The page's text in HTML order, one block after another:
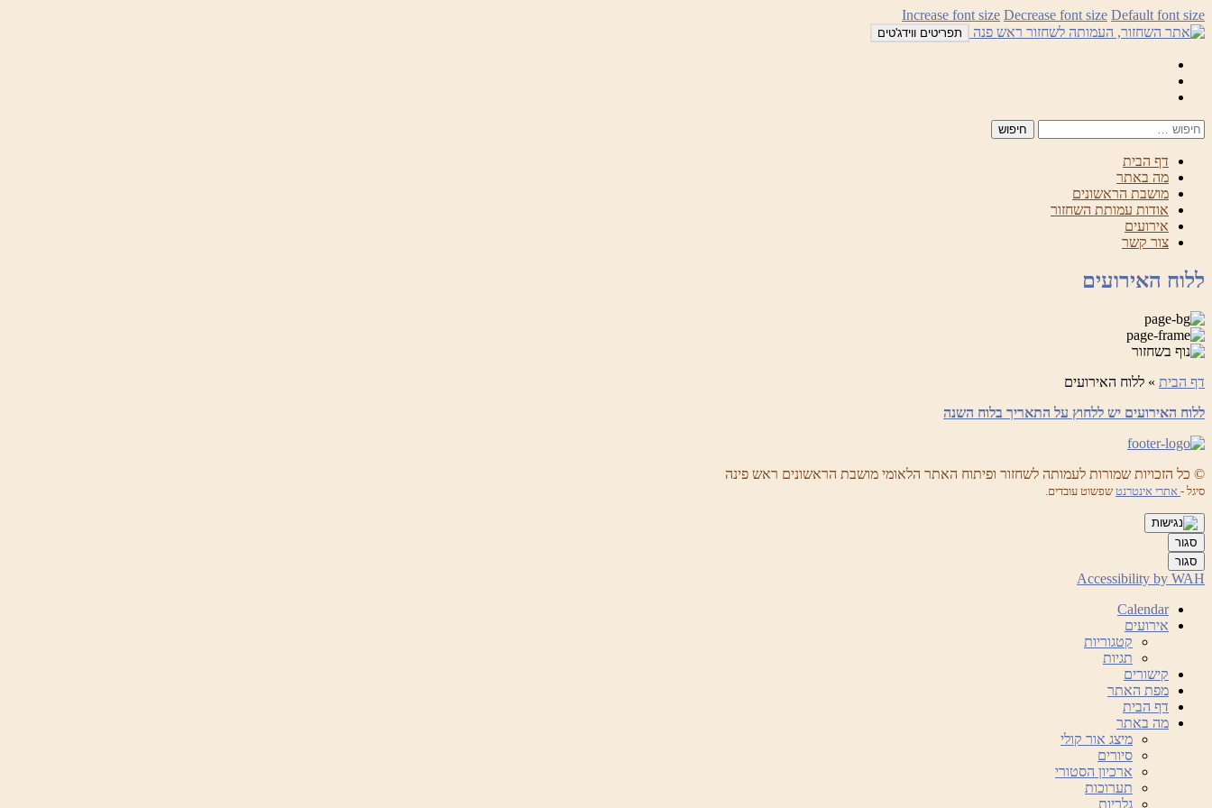
לדלג
לתוכן
Increase font size Decrease font size Default font size
תפריטים ווידג'טים
דף הבית
מה באתר
מושבת הראשונים
אודות עמותת השחזור
אירועים
צור קשר
ללוח האירועים
דף הבית » ללוח האירועים
ללוח האירועים יש ללחוץ על התאריך בלוח השנה
© כל הזכויות שמורות לעמותה לשחזור ופיתוח האתר הלאומי מושבת הראשונים ראש פינה
סיגל - אתרי אינטרנט שפשוט עובדים.
סגור
סגור
Accessibility by WAH
Calendar
אירועים
קטגוריות
תגיות
קישורים
מפת האתר
דף הבית
מה באתר
מיצג אור קולי
סיורים
ארכיון הסטורי
תערוכות
גלריות